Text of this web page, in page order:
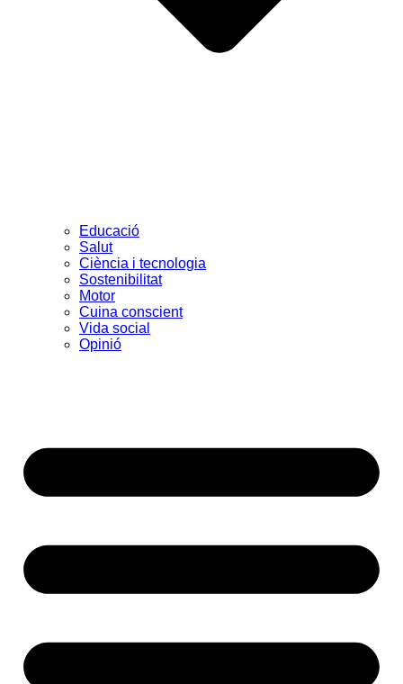
Educació
Salut
Ciència i tecnologia
Sostenibilitat
Motor
Cuina conscient
Vida social
Opinió